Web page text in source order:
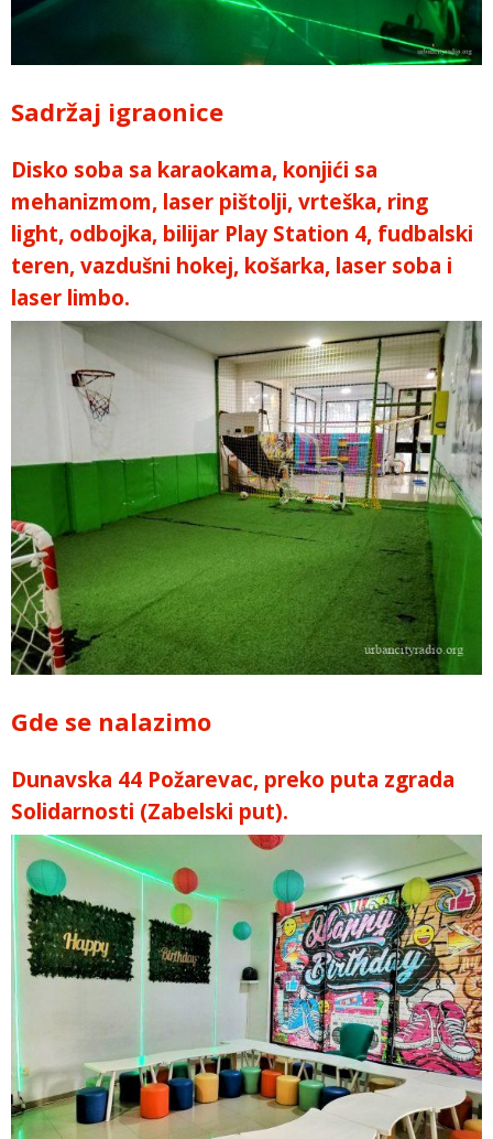
Sadržaj igraonice
Disko soba sa karaokama, konjići sa
mehanizmom, laser pištolji, vrteška, ring
light, odbojka, bilijar Play Station 4, fudbalski
teren, vazdušni hokej, košarka, laser soba i
laser limbo.
Gde se nalazimo
Dunavska 44 Požarevac, preko puta zgrada
Solidarnosti (Zabelski put).